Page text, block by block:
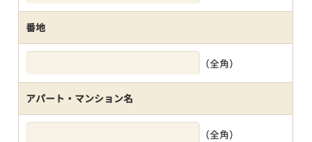
番地
（全角）
アパート・マンション名
（全角）